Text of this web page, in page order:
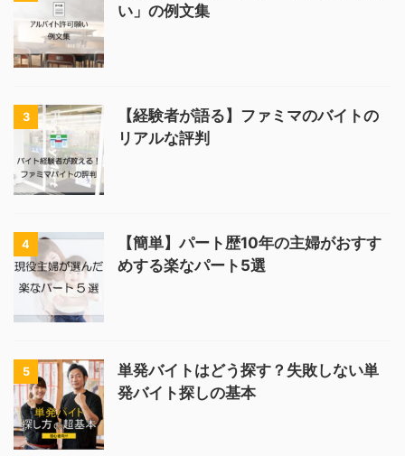
い」の例文集
3
【経験者が語る】ファミマのバイトの
リアルな評判
4
【簡単】パート歴10年の主婦がおすす
めする楽なパート5選
5
単発バイトはどう探す？失敗しない単
発バイト探しの基本